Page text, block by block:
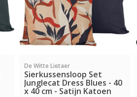
De Witte Lietaer
Sierkussensloop Set
Junglecat Dress Blues - 40
x 40 cm - Satijn Katoen